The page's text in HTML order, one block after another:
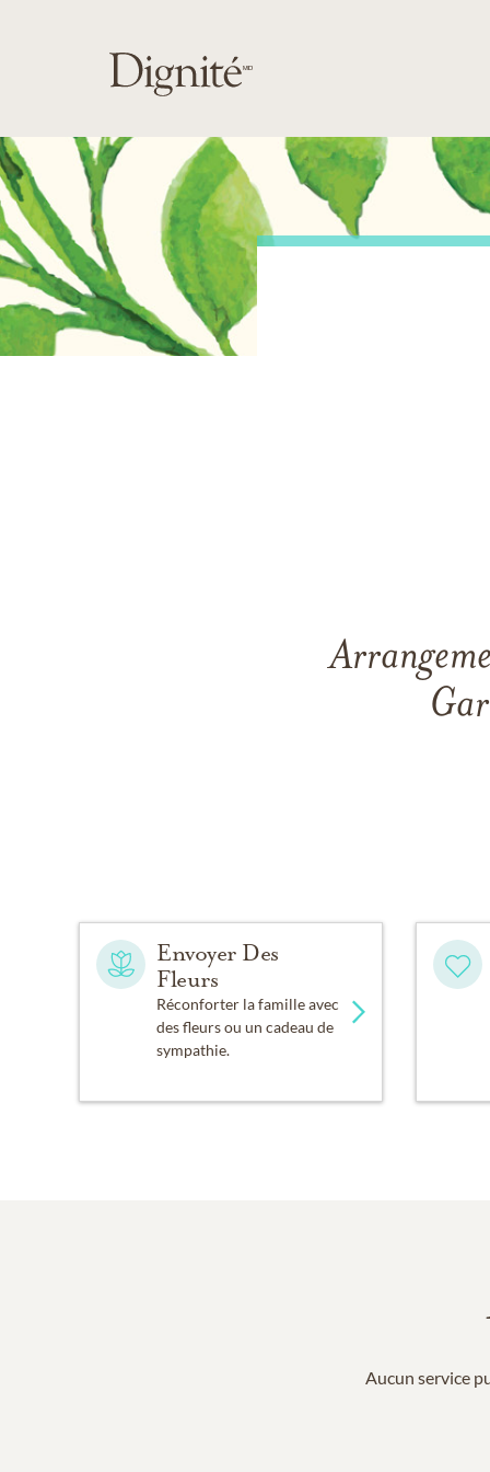
Envoyer Des
Fleurs
Réconforter la famille avec
des fleurs ou un cadeau de
sympathie.
Aucun service